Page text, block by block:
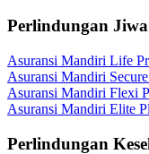
Perlindungan Jiwa
Asuransi Mandiri Life
Asuransi Mandiri
Asuransi Mandiri Flexi
Asuransi Mandiri Elite
Perlindungan